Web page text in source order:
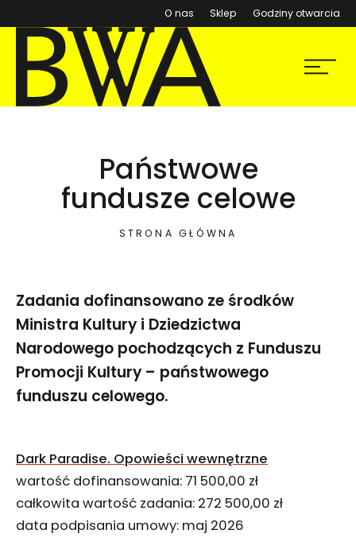
O nas Sklep (otwiera się w nowym
Godziny otwarcia
BWA Wrocław
Galerie Sztuki Współczesnej
Menu
Państwowe
fundusze celowe
STRONA GŁÓWNA
Zadania dofinansowano ze środków
Ministra Kultury i Dziedzictwa
Narodowego pochodzących z Funduszu
Promocji Kultury – państwowego
funduszu celowego.
Dark Paradise. Opowieści wewnętrzne
wartość dofinansowania: 71 500,00 zł
całkowita wartość zadania: 272 500,00 zł
data podpisania umowy: maj 2026